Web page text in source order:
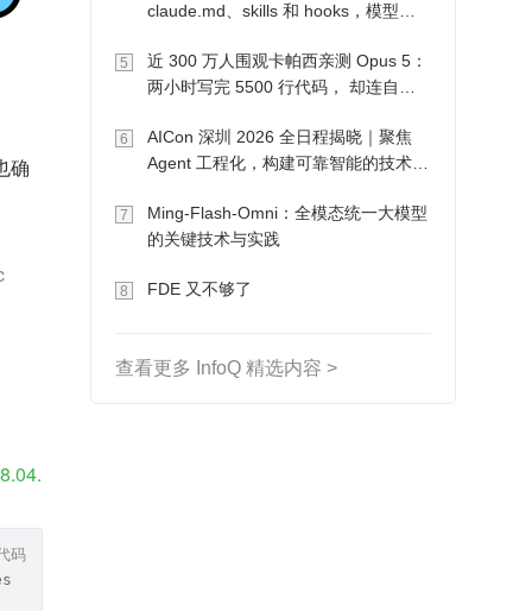
确
码
claude.md、skills 和 hooks，模型自
5
近 300 万人围观卡帕西亲测 Opus 5：
两小时写完 5500 行代码， 却连自己
6
AICon 深圳 2026 全日程揭晓｜聚焦
Agent 工程化，构建可靠智能的技术路
7
Ming-Flash-Omni：全模态统一大模型
的关键技术与实践
8 FDE 又不够了
查看更多 InfoQ 精选内容 >